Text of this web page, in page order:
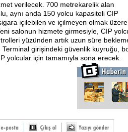
verilecek. 700 metrekarelik alan
aynı anda 150 yolcu kapasiteli CIP
içilebilen ve içilmeyen olmak
salonun hizmete girmesiyle, CIP
yüzünden artık uzun süre
Terminal girişindeki güvenlik kuyruğu,
yolcular için tamamıyla sona erecek.